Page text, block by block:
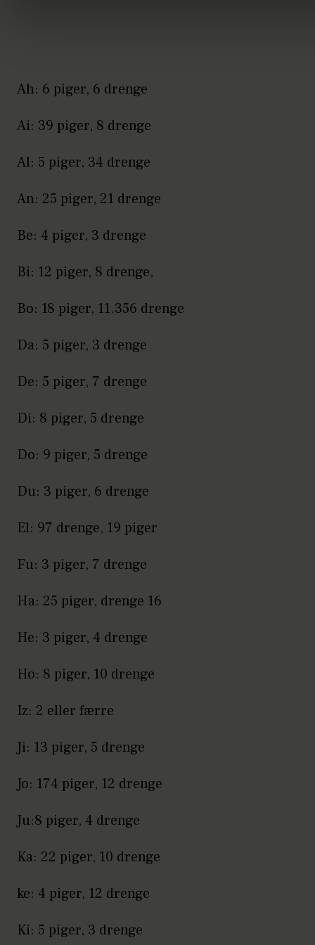
Ah: 6 piger, 6 drenge
Ai: 39 piger, 8 drenge
Al: 5 piger, 34 drenge
An: 25 piger, 21 drenge
Be: 4 piger, 3 drenge
Bi: 12 piger, 8 drenge,
Bo: 18 piger, 11.356 drenge
Da: 5 piger, 3 drenge
De: 5 piger, 7 drenge
Di: 8 piger, 5 drenge
Do: 9 piger, 5 drenge
Du: 3 piger, 6 drenge
El: 97 drenge, 19 piger
Fu: 3 piger, 7 drenge
Ha: 25 piger, drenge 16
He: 3 piger, 4 drenge
Ho: 8 piger, 10 drenge
Iz: 2 eller færre
Ji: 13 piger, 5 drenge
Jo: 174 piger, 12 drenge
Ju:8 piger, 4 drenge
Ka: 22 piger, 10 drenge
ke: 4 piger, 12 drenge
Ki: 5 piger, 3 drenge